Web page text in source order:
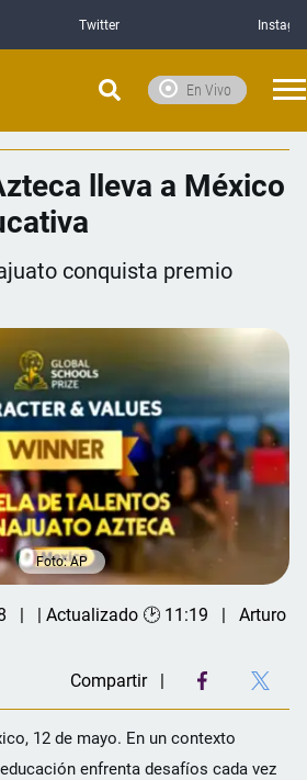
Twitter
En Vivo
lleva a México
conquista premio
Foto: AP
| Actualizado 🕑 11:19
Arturo
Compartir
12 de mayo. En un contexto
enfrenta desafíos cada vez